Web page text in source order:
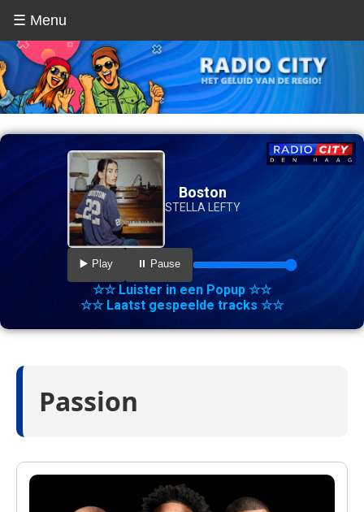
☰ Menu
Boston
STELLA LEFTY
▶️ Play ⏸️ Pause
☆☆ Luister in een Popup ☆☆
☆☆ Laatst gespeelde tracks ☆☆
Passion